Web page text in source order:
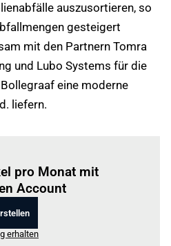
auszusortieren, so
gesteigert
mit den Partnern Tomra
und Lubo Systems für die
eine moderne
liefern.
pro Monat mit
Account
erhalten